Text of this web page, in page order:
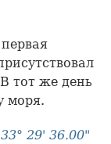
тот же день
моря.
29' 36.00"